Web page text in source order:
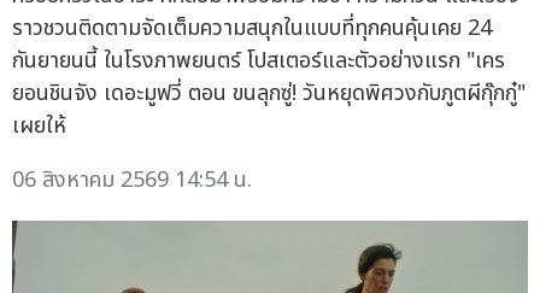
ราวชวนติดตามจัดเต็มความสนุกในแบบที่ทุกคนคุ้นเคย 24
กันยายนนี้ ในโรงภาพยนตร์ โปสเตอร์และตัวอย่างแรก "เคร
ยอนชินจัง เดอะมูฟวี่ ตอน ขนลุกซู่! วันหยุดพิศวงกับภูตผีกุ๊กกู๋"
เผยให้
06 สิงหาคม 2569 14:54 น.